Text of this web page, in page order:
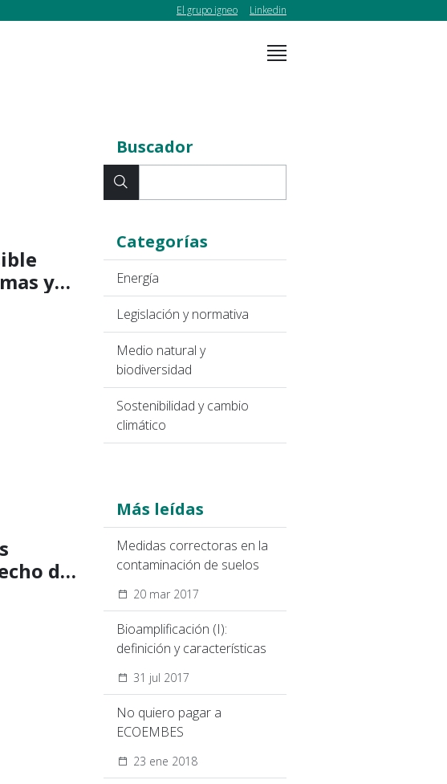
El grupo igneo Linkedin
Buscador
Categorías
Energía
Legislación y normativa
Medio natural y
biodiversidad
Sostenibilidad y cambio
climático
Más leídas
Medidas correctoras en la
contaminación de suelos
20 mar 2017
Bioamplificación (I):
definición y características
31 jul 2017
No quiero pagar a
ECOEMBES
23 ene 2018
y
de